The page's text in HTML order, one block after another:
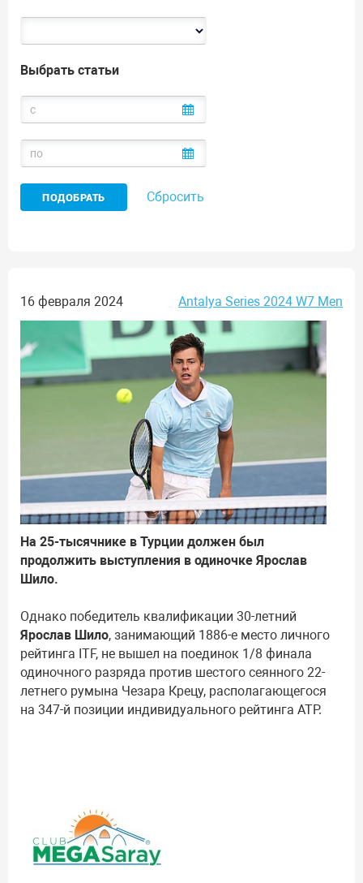
Выбрать статьи
Сбросить
16 февраля 2024 Antalya Series 2024 W7 Men
На 25-тысячнике в Турции должен был
продолжить выступления в одиночке Ярослав
Шило.
Однако победитель квалификации 30-летний
Ярослав Шило, занимающий 1886-е место личного
рейтинга ITF, не вышел на поединок 1/8 финала
одиночного разряда против шестого сеянного 22-
летнего румына Чезара Крецу, располагающегося
на 347-й позиции индивидуального рейтинга ATP.